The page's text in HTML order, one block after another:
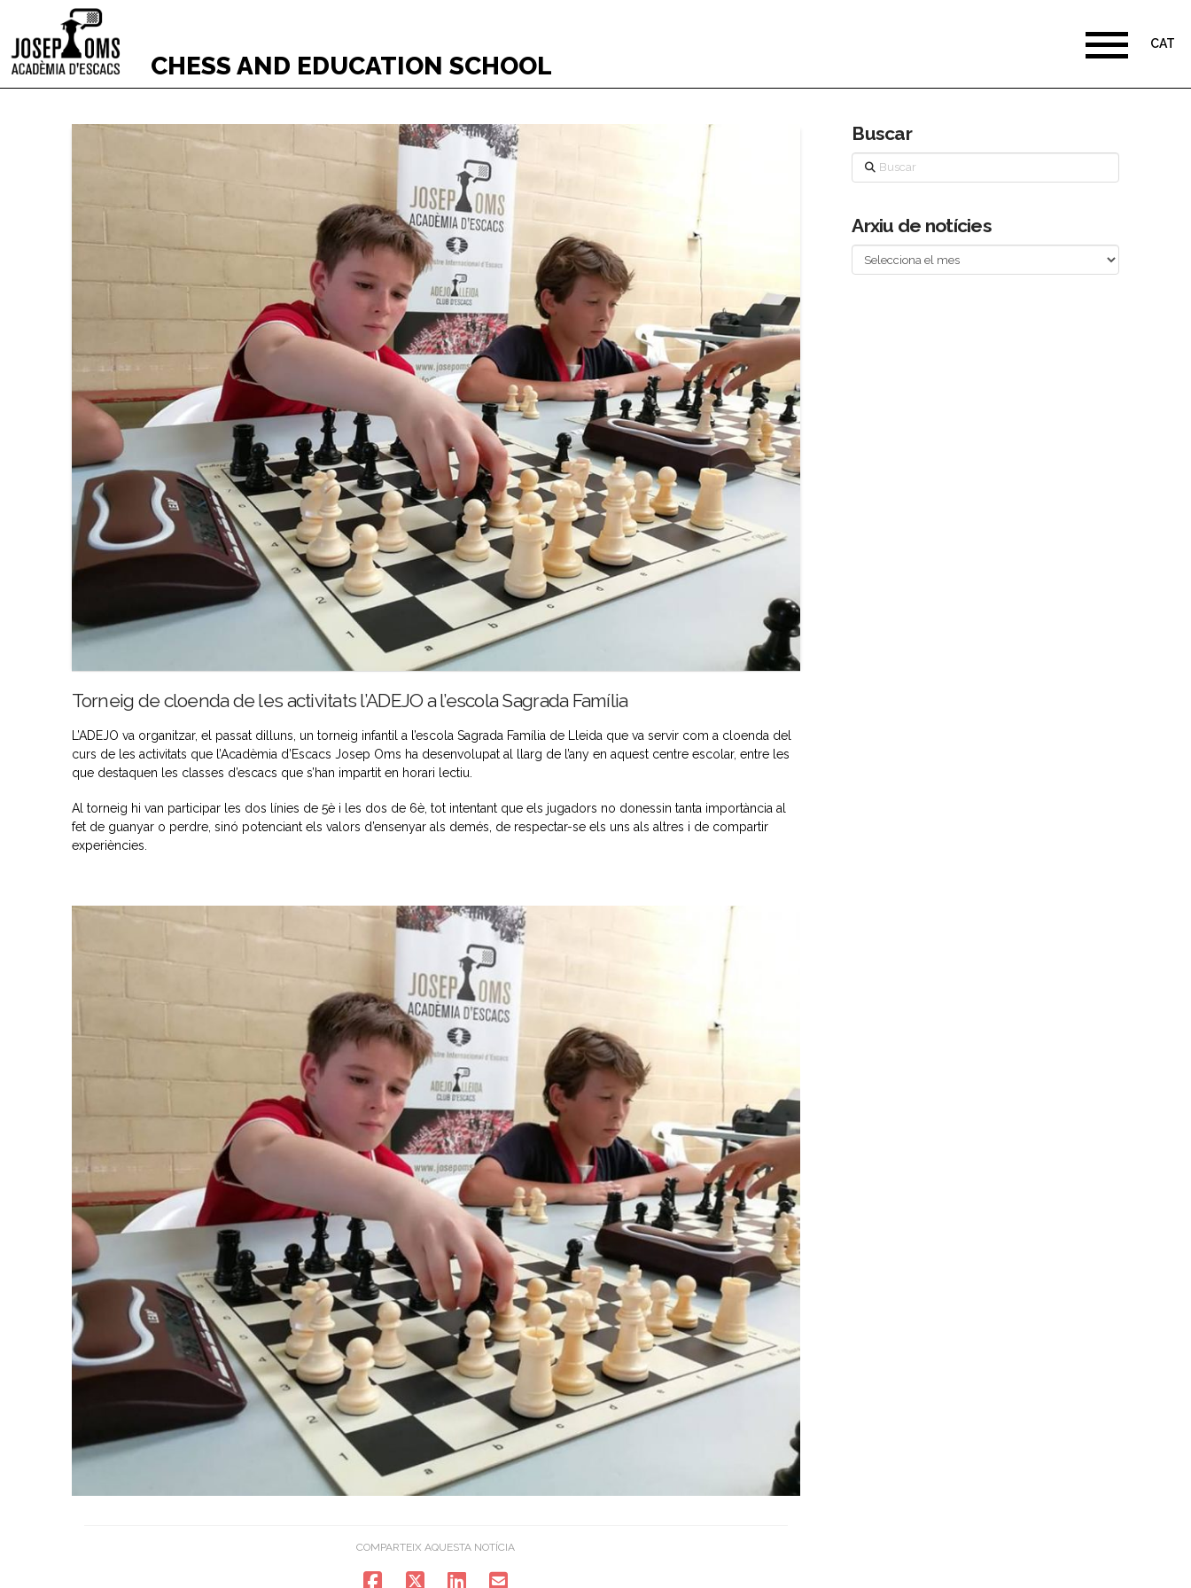
CHESS AND EDUCATION SCHOOL
CAT
Torneig de cloenda de les activitats l’ADEJO a l’escola Sagrada Família
L’ADEJO va organitzar, el passat dilluns, un torneig infantil a l’escola Sagrada Família de Lleida que va servir com a cloenda del
curs de les activitats que l’Acadèmia d’Escacs Josep Oms ha desenvolupat al llarg de l’any en aquest centre escolar, entre les
que destaquen les classes d’escacs que s’han impartit en horari lectiu.
Al torneig hi van participar les dos línies de 5è i les dos de 6è, tot intentant que els jugadors no donessin tanta importància al
fet de guanyar o perdre, sinó potenciant els valors d’ensenyar als demés, de respectar-se els uns als altres i de compartir
experiències.
COMPARTEIX AQUESTA NOTÍCIA
Buscar
Buscar
Arxiu de notícies
Arxiu
de